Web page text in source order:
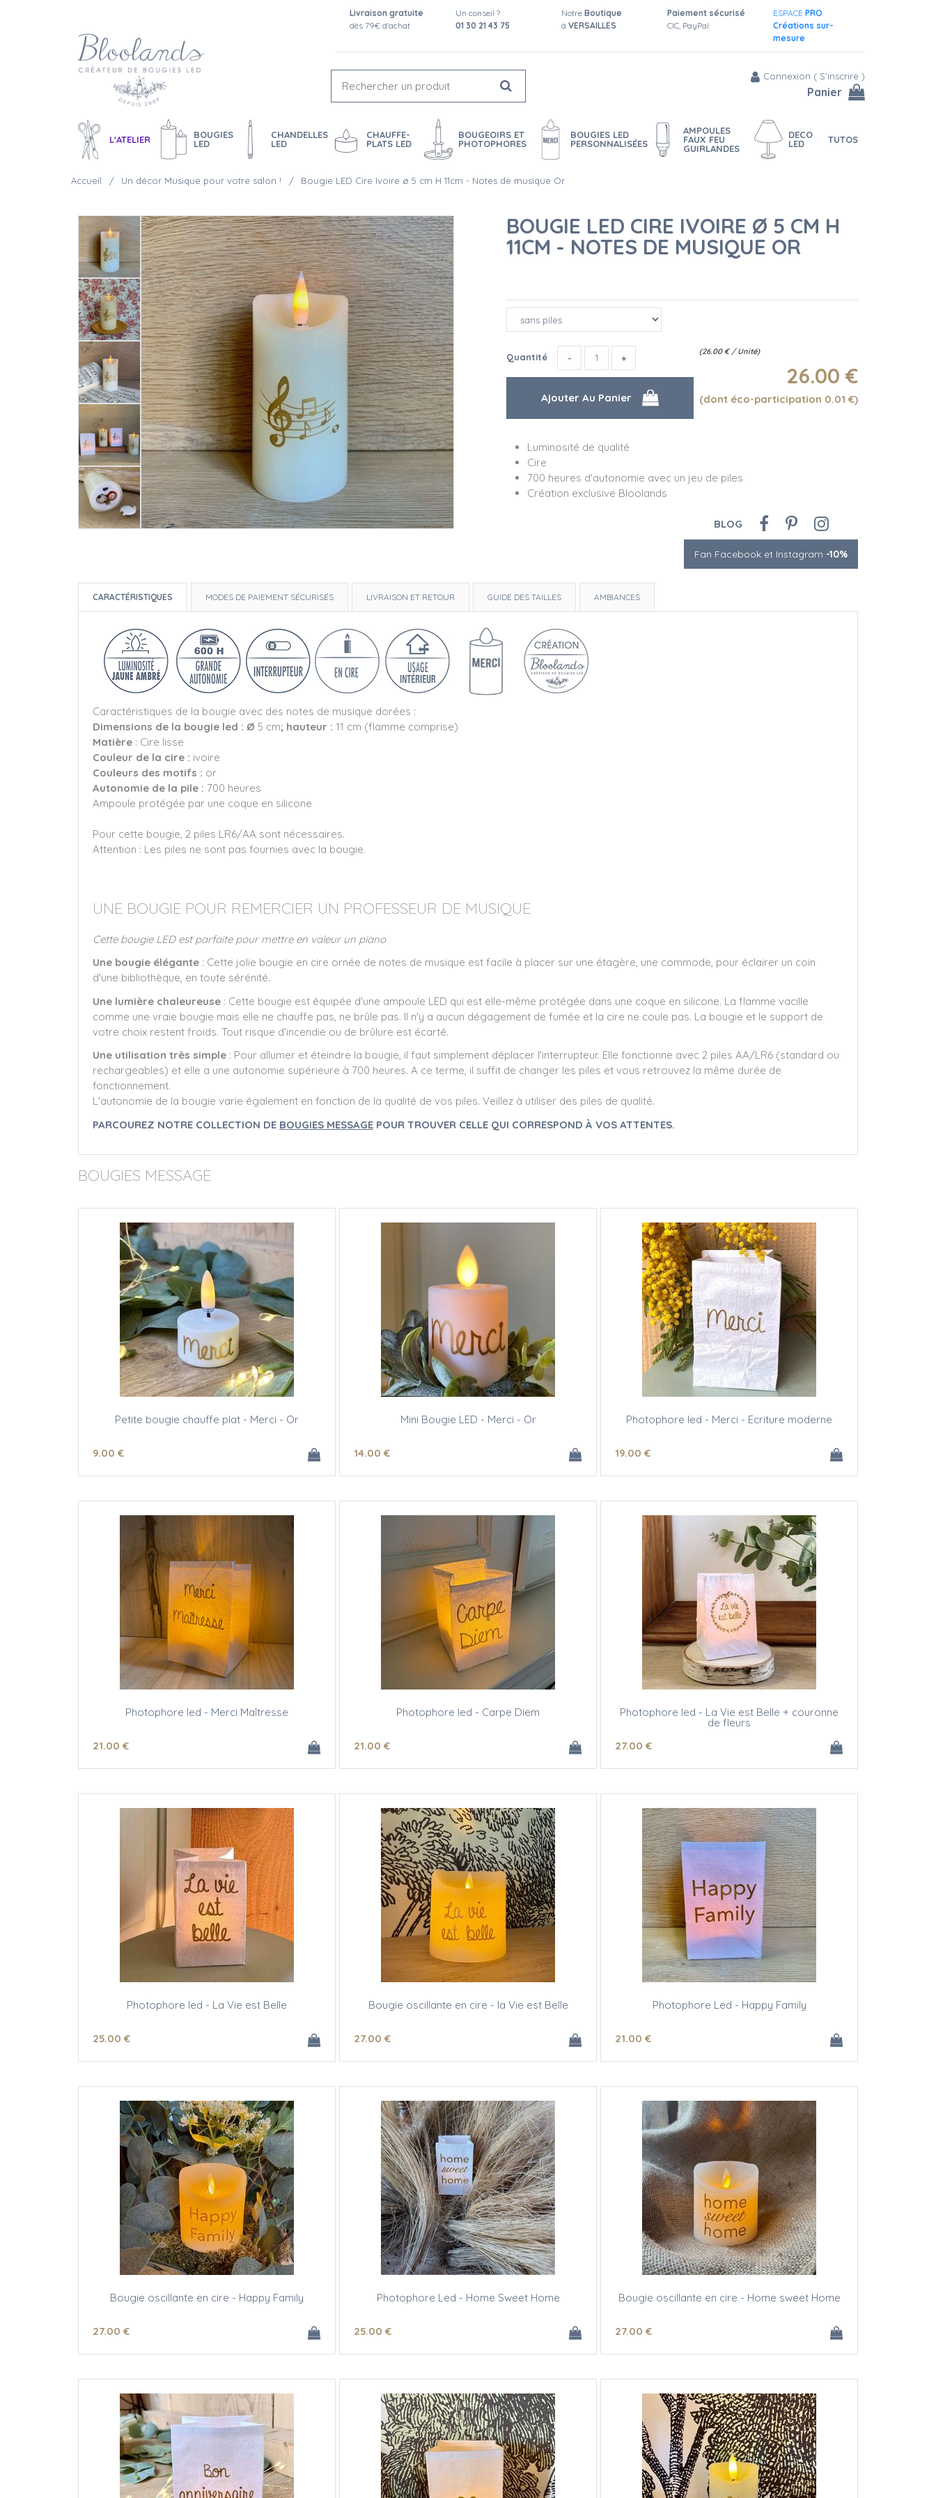
Livraison gratuite
dès 79€ d'achat
Un conseil ?
01 30 21 43 75
Notre Boutique
à VERSAILLES
Paiement sécurisé
CIC, PayPal
ESPACE PRO
Créations sur-
mesure
Connexion ( S'inscrire )
Panier
L'ATELIER
BOUGIES
LED
CHANDELLES
LED
CHAUFFE-
PLATS LED
BOUGEOIRS ET
PHOTOPHORES
BOUGIES LED
PERSONNALISÉES
AMPOULES
FAUX FEU
GUIRLANDES
DECO
LED
TUTOS
Accueil Un décor Musique pour votre salon ! Bougie LED Cire Ivoire ø 5 cm H 11cm - Notes de musique Or
BOUGIE LED CIRE IVOIRE Ø 5 CM H
11CM - NOTES DE MUSIQUE OR
(26.00 € / Unité)
26.00 €
(dont éco-participation 0.01 €)
Quantité
Luminosité de qualité
Cire
700 heures d'autonomie avec un jeu de piles
Création exclusive Bloolands
BLOG
Fan Facebook et Instagram -10%
CARACTÉRISTIQUES MODES DE PAIEMENT SÉCURISÉS LIVRAISON ET RETOUR GUIDE DES TAILLES AMBIANCES
Caractéristiques de la bougie avec des notes de musique dorées :
Dimensions de la bougie led : Ø 5 cm; hauteur : 11 cm (flamme comprise)
Matière : Cire lisse
Couleur de la cire : ivoire
Couleurs des motifs : or
Autonomie de la pile : 700 heures
Ampoule protégée par une coque en silicone
Pour cette bougie, 2 piles LR6/AA sont nécessaires.
Attention : Les piles ne sont pas fournies avec la bougie.
UNE BOUGIE POUR REMERCIER UN PROFESSEUR DE MUSIQUE
Cette bougie LED est parfaite pour mettre en valeur un piano
Une bougie élégante : Cette jolie bougie en cire ornée de notes de musique est facile à placer sur une étagère, une commode, pour éclairer un coin
d'une bibliothèque, en toute sérénité.
Une lumière chaleureuse : Cette bougie est équipée d'une ampoule LED qui est elle-même protégée dans une coque en silicone. La flamme vacille
comme une vraie bougie mais elle ne chauffe pas, ne brûle pas. Il n'y a aucun dégagement de fumée et la cire ne coule pas. La bougie et le support de
votre choix restent froids. Tout risque d'incendie ou de brûlure est écarté.
Une utilisation très simple : Pour allumer et éteindre la bougie, il faut simplement déplacer l'interrupteur. Elle fonctionne avec 2 piles AA/LR6 (standard ou
rechargeables) et elle a une autonomie supérieure à 700 heures. A ce terme, il suffit de changer les piles et vous retrouvez la même durée de
fonctionnement.
L'autonomie de la bougie varie également en fonction de la qualité de vos piles. Veillez à utiliser des piles de qualité.
PARCOUREZ NOTRE COLLECTION DE BOUGIES MESSAGE POUR TROUVER CELLE QUI CORRESPOND À VOS ATTENTES.
BOUGIES MESSAGE
Petite bougie chauffe plat - Merci - Or
9.00 €
Mini Bougie LED - Merci - Or
14.00 €
Photophore led - Merci - Ecriture moderne
19.00 €
Photophore led - Merci Maîtresse
21.00 €
Photophore led - Carpe Diem
21.00 €
Photophore led - La Vie est Belle + couronne
de fleurs
27.00 €
Photophore led - La Vie est Belle
25.00 €
Bougie oscillante en cire - la Vie est Belle
27.00 €
Photophore Led - Happy Family
21.00 €
Bougie oscillante en cire - Happy Family
27.00 €
Photophore Led - Home Sweet Home
25.00 €
Bougie oscillante en cire - Home sweet Home
27.00 €